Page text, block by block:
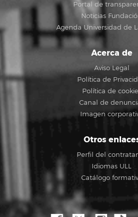
Portal de
Noticias
Agenda Universidad de
Acerca de
Aviso Legal
Política de
Política de
Canal de
Imagen
Otros
Perfil del
Idiomas ULL
Catálogo